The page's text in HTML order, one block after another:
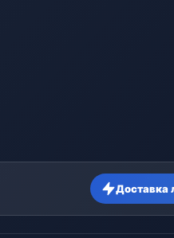
Доставка